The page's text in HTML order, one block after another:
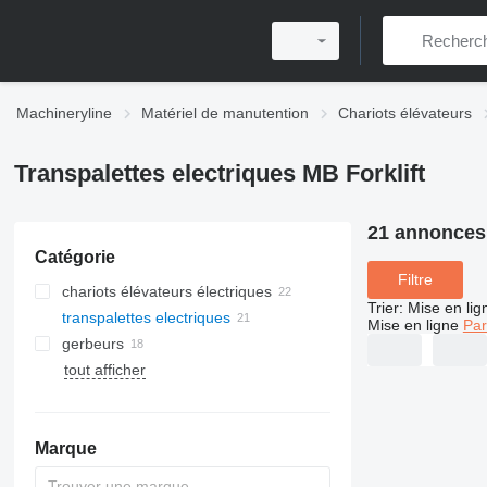
Machineryline Matériel de manutention Chariots élévateurs
Transpalettes electriques MB Forklift
Catégorie
chariots élévateurs électriques
transpalettes electriques
gerbeurs
tout afficher
Marque
21
Filtre
Trier: Mise en
Mise en ligne